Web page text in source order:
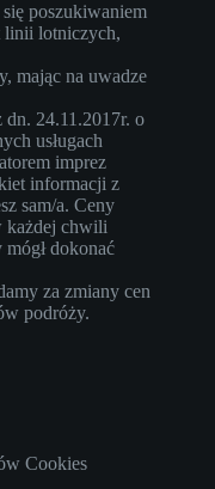
poszukiwaniem
linii lotniczych,
mając na uwadze
24.11.2017r. o
usługach
imprez
informacji z
sam/a. Ceny
każdej chwili
dokonać
za zmiany cen
podróży.
Cookies